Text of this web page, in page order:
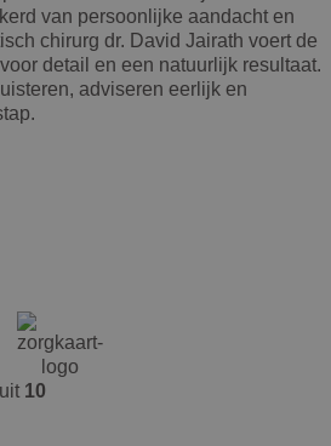
van persoonlijke aandacht en
chirurg dr. David Jairath voert de
detail en een natuurlijk resultaat.
adviseren eerlijk en
uit 10